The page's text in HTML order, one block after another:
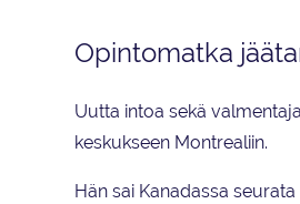
Opintomatka
Uutta intoa sekä
keskukseen Montrealiin.
Hän sai Kanadassa